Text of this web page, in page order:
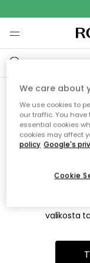
Emme
Tämä voi johtua
on siirretty
valikosta
We care about
We use cookies to
our traffic. You
essential cookies
cookies may affect
policy Google's
Cookie